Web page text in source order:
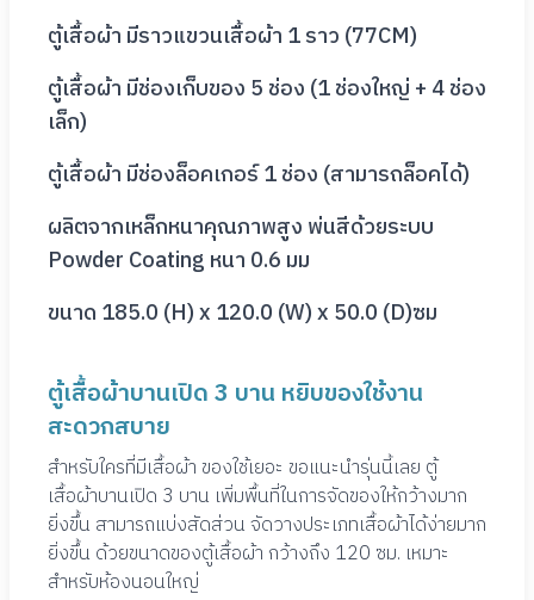
ตู้เสื้อผ้า มีราวแขวนเสื้อผ้า 1 ราว (77CM)
ตู้เสื้อผ้า มีช่องเก็บของ 5 ช่อง (1 ช่องใหญ่ + 4 ช่อง
เล็ก)
ตู้เสื้อผ้า มีช่องล็อคเกอร์ 1 ช่อง (สามารถล็อคได้)
ผลิตจากเหล็กหนาคุณภาพสูง พ่นสีด้วยระบบ
Powder Coating หนา 0.6 มม
ขนาด 185.0 (H) x 120.0 (W) x 50.0 (D)ซม
ตู้เสื้อผ้าบานเปิด 3 บาน หยิบของใช้งาน
สะดวกสบาย
สำหรับใครที่มีเสื้อผ้า ของใช้เยอะ ขอแนะนำรุ่นนี้เลย ตู้
เสื้อผ้าบานเปิด 3 บาน เพิ่มพื้นที่ในการจัดของให้กว้างมาก
ยิ่งขึ้น สามารถแบ่งสัดส่วน จัดวางประเภทเสื้อผ้าได้ง่ายมาก
ยิ่งขึ้น ด้วยขนาดของตู้เสื้อผ้า กว้างถึง 120 ซม. เหมาะ
สำหรับห้องนอนใหญ่